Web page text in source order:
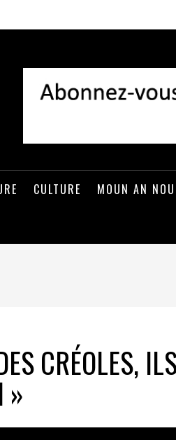
CULTURE MOUN AN NOU
CRÉOLES,
»